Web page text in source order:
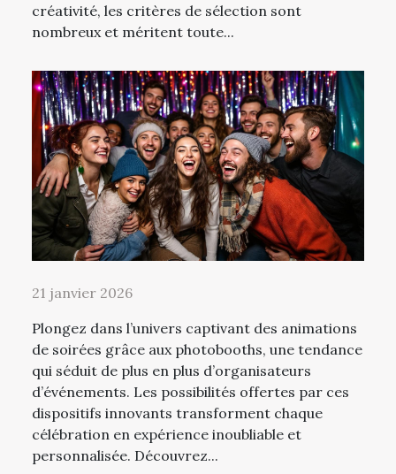
créativité, les critères de sélection sont
nombreux et méritent toute...
21 janvier 2026
Plongez dans l’univers captivant des animations
de soirées grâce aux photobooths, une tendance
qui séduit de plus en plus d’organisateurs
d’événements. Les possibilités offertes par ces
dispositifs innovants transforment chaque
célébration en expérience inoubliable et
personnalisée. Découvrez...